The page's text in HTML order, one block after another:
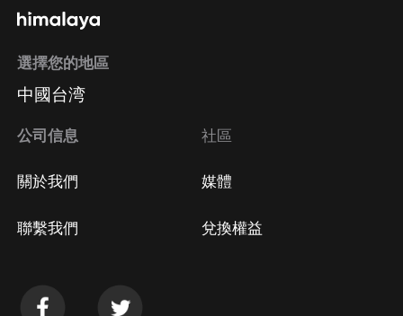
選擇您的地區
中國台湾
公司信息
關於我們
聯繫我們
社區
媒體
兌換權益